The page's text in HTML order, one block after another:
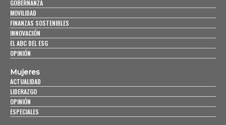
GOBERNANZA
MOVILIDAD
FINANZAS SOSTENIBLES
INNOVACIÓN
EL ABC DEL ESG
OPINIÓN
Mujeres
ACTUALIDAD
LIDERAZGO
OPINIÓN
ESPECIALES